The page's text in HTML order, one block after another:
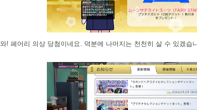
와! 페어리 의상 당첨이네요. 덕분에 나머지는 천천히 살 수 있겠습